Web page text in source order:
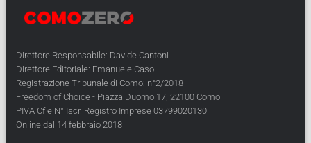
Direttore Responsabile: Davide Cantoni
Direttore Editoriale: Emanuele Caso
Registrazione Tribunale di Como: n°2/2018
Freedom of Choice - Piazza Duomo 17, 22100 Como
PIVA Cf e N° Iscr. Registro Imprese 03799020130
Online dal 14 febbraio 2018